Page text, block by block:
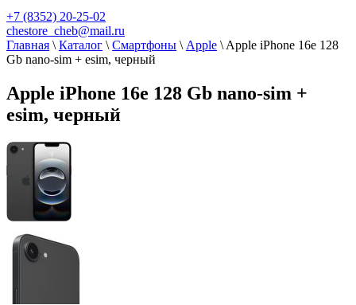
+7 (8352) 20-25-02
chestore_cheb@mail.ru
Главная \ Каталог \ Смартфоны \ Apple \ Apple iPhone 16e 128
Gb nano-sim + esim, черный
Apple iPhone 16e 128 Gb nano-sim +
esim, черный